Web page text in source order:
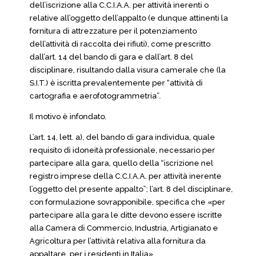
dell’iscrizione alla C.C.I.A.A. per attività inerenti o
relative all’oggetto dell’appalto (e dunque attinenti la
fornitura di attrezzature per il potenziamento
dell’attività di raccolta dei rifiuti), come prescritto
dall’art. 14 del bando di gara e dall’art. 8 del
disciplinare, risultando dalla visura camerale che (la
S.I.T.) è iscritta prevalentemente per “attività di
cartografia e aerofotogrammetria”.
Il motivo è infondato.
L’art. 14, lett. a), del bando di gara individua, quale
requisito di idoneità professionale, necessario per
partecipare alla gara, quello della “iscrizione nel
registro imprese della C.C.I.A.A. per attività inerente
l’oggetto del presente appalto”; l’art. 8 del disciplinare,
con formulazione sovrapponibile, specifica che «per
partecipare alla gara le ditte devono essere iscritte
alla Camera di Commercio, Industria, Artigianato e
Agricoltura per l’attività relativa alla fornitura da
appaltare, per i residenti in Italia».